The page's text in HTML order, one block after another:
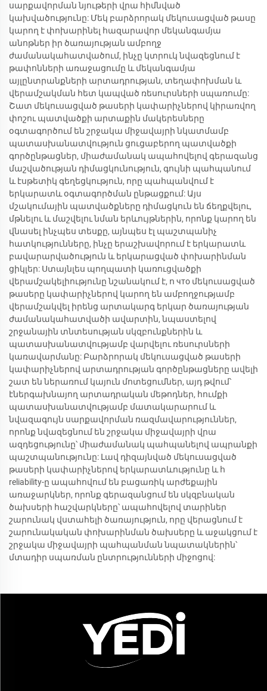
սարքավորման նյութերի վրա հիմնված
կախվածությունը: Մեկ բարձրորակ մեկուսացված թասը
կարող է փոխարինել հազարավոր մեկանգամյա
անոթներ իր ծառայության ամբողջ
ժամանակահատվածում, ինչը կտրուկ նվազեցնում է
թափոնների առաջացումը և մեկանգամյա
այլընտրանքների արտադրության, տեղափոխման և
վերամշակման հետ կապված ռեսուրսների սպառումը:
Շատ մեկուսացված թասերի կափարիչներով կիրառվող
փոշու պատվածքի արտաքին մակերեսները
օգտագործում են շրջակա միջավայրի նկատմամբ
պատասխանատվություն ցուցաբերող պատվածքի
գործընթացներ, միաժամանակ ապահովելով գերազանց
մաշվածության դիմացկունություն, գույնի պահպանում
և էսթետիկ գեղեցկություն, որը պահպանվում է
երկարատև օգտագործման ընթացքում: Այս
մշակումային պատվածքները դիմացկուն են ճեղքվելու,
մթնելու և մաշվելու նման երևույթներին, որոնք կարող են
վնասել ինչպես տեսքը, այնպես էլ պաշտպանիչ
հատկությունները, ինչը երաշխավորում է երկարատև
բավարարվածություն և երկարացված փոխարինման
ցիկլեր: Ստայնլես պողպատի կառուցվածքի
վերամշակելիությունը նշանակում է, ո что մեկուսացված
թասերը կափարիչներով կարող են ամբողջությամբ
վերամշակվել իրենց արտակարգ երկար ծառայության
ժամանակահատվածի ավարտին, նպաստելով
շրջանային տնտեսության սկզբունքներին և
պատասխանատվությամբ վարվելու ռեսուրսների
կառավարմանը: Բարձրորակ մեկուսացված թասերի
կափարիչներով արտադրության գործընթացները ավելի
շատ են ներառում կայուն մոտեցումներ, այդ թվում՝
էներգախնայող արտադրական մեթոդներ, հումքի
պատասխանատվությամբ մատակարարում և
նվազագույն սարքավորման ռազմավարություններ,
որոնք նվազեցնում են շրջակա միջավայրի վրա
ազդեցությունը՝ միաժամանակ պահպանելով ապրանքի
պաշտպանությունը: Լավ դիզայնված մեկուսացված
թասերի կափարիչներով երկարատևությունը և հ
reliability-ը ապահովում են բացառիկ արժեքային
առաջարկներ, որոնք գերազանցում են սկզբնական
ծախսերի հաշվարկները՝ ապահովելով տարիներ
շարունակ վստահելի ծառայություն, որը վերացնում է
շարունակական փոխարինման ծախսերը և աջակցում է
շրջակա միջավայրի պահպանման նպատակներին՝
մտադիր սպառման ընտրությունների միջոցով: